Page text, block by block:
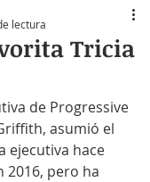
Tricia
lectura
de Progressive
asumió el
ejecutiva hace
2016, pero ha